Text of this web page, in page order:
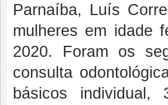
Parnaíba, Luís
mulheres em idade
2020. Foram os
consulta
básicos